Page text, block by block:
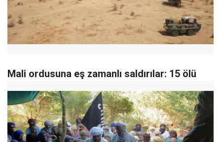
Mali ordusuna eş zamanlı saldırılar: 15 ölü